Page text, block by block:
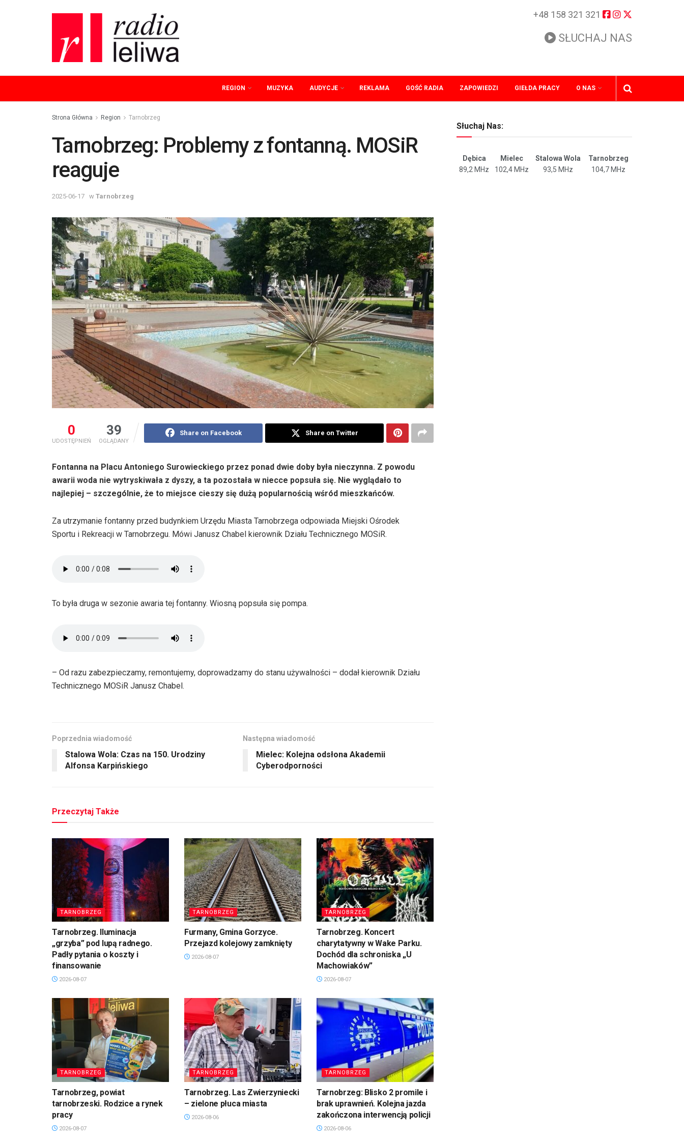
+48 158 321 321
SŁUCHAJ NAS
REGION MUZYKA AUDYCJE REKLAMA GOŚĆ RADIA ZAPOWIEDZI GIEŁDA PRACY O NAS
Strona Główna Region Tarnobrzeg
Tarnobrzeg: Problemy z fontanną. MOSiR
reaguje
2025-06-17 w Tarnobrzeg
0
UDOSTĘPNIEŃ
39
OGLĄDANY
Share on Facebook Share on Twitter
Fontanna na Placu Antoniego Surowieckiego przez ponad dwie doby była nieczynna. Z powodu
awarii woda nie wytryskiwała z dyszy, a ta pozostała w niecce popsuła się. Nie wyglądało to
najlepiej – szczególnie, że to miejsce cieszy się dużą popularnością wśród mieszkańców.
Za utrzymanie fontanny przed budynkiem Urzędu Miasta Tarnobrzega odpowiada Miejski Ośrodek
Sportu i Rekreacji w Tarnobrzegu. Mówi Janusz Chabel kierownik Działu Technicznego MOSiR.
To była druga w sezonie awaria tej fontanny. Wiosną popsuła się pompa.
– Od razu zabezpieczamy, remontujemy, doprowadzamy do stanu używalności – dodał kierownik Działu
Technicznego MOSiR Janusz Chabel.
Poprzednia wiadomość
Stalowa Wola: Czas na 150. Urodziny
Alfonsa Karpińskiego
Następna wiadomość
Mielec: Kolejna odsłona Akademii
Cyberodporności
Przeczytaj Także
TARNOBRZEG
Tarnobrzeg. Iluminacja
„grzyba” pod lupą radnego.
Padły pytania o koszty i
finansowanie
2026-08-07
TARNOBRZEG
Furmany, Gmina Gorzyce.
Przejazd kolejowy zamknięty
2026-08-07
TARNOBRZEG
Tarnobrzeg. Koncert
charytatywny w Wake Parku.
Dochód dla schroniska „U
Machowiaków”
2026-08-07
TARNOBRZEG
Tarnobrzeg, powiat
tarnobrzeski. Rodzice a rynek
pracy
2026-08-07
TARNOBRZEG
Tarnobrzeg. Las Zwierzyniecki
– zielone płuca miasta
2026-08-06
TARNOBRZEG
Tarnobrzeg: Blisko 2 promile i
brak uprawnień. Kolejna jazda
zakończona interwencją policji
2026-08-06
Słuchaj Nas:
Dębica Mielec Stalowa Wola
Tarnobrzeg
89,2 MHz
102,4 MHz 93,5 MHz 104,7 MHz